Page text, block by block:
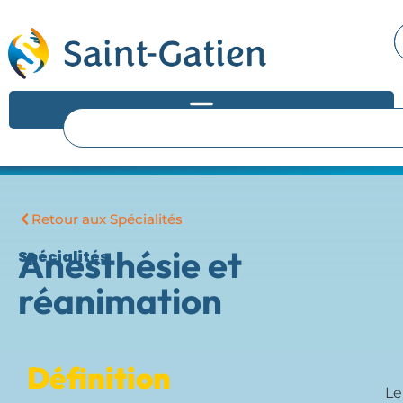
Retour aux Spécialités
Spécialités
Anesthésie et
réanimation
Définition
Le